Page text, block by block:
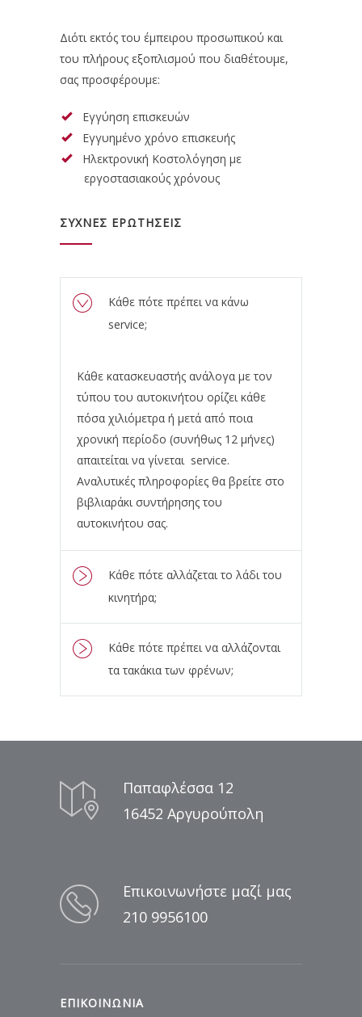
Διότι εκτός του έμπειρου προσωπικού και
του πλήρους εξοπλισμού που διαθέτουμε,
σας προσφέρουμε:
Εγγύηση επισκευών
Εγγυημένο χρόνο επισκευής
Ηλεκτρονική Κοστολόγηση με
εργοστασιακούς χρόνους
ΣΥΧΝΕΣ ΕΡΩΤΗΣΕΙΣ
Κάθε πότε πρέπει να κάνω
service;
Κάθε κατασκευαστής ανάλογα με τον
τύπου του αυτοκινήτου ορίζει κάθε
πόσα χιλιόμετρα ή μετά από ποια
χρονική περίοδο (συνήθως 12 μήνες)
απαιτείται να γίνεται service.
Αναλυτικές πληροφορίες θα βρείτε στο
βιβλιαράκι συντήρησης του
αυτοκινήτου σας.
Κάθε πότε αλλάζεται το λάδι του
κινητήρα;
Κάθε πότε πρέπει να αλλάζονται
τα τακάκια των φρένων;
Παπαφλέσσα 12
16452 Αργυρούπολη
Επικοινωνήστε μαζί μας
210 9956100
ΕΠΙΚΟΙΝΩΝΙΑ